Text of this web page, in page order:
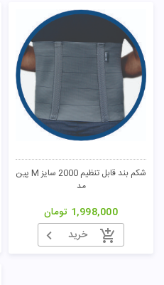
شکم بند قابل تنظیم 2000 سایز M پین
مد
1,998,000 تومان
خرید